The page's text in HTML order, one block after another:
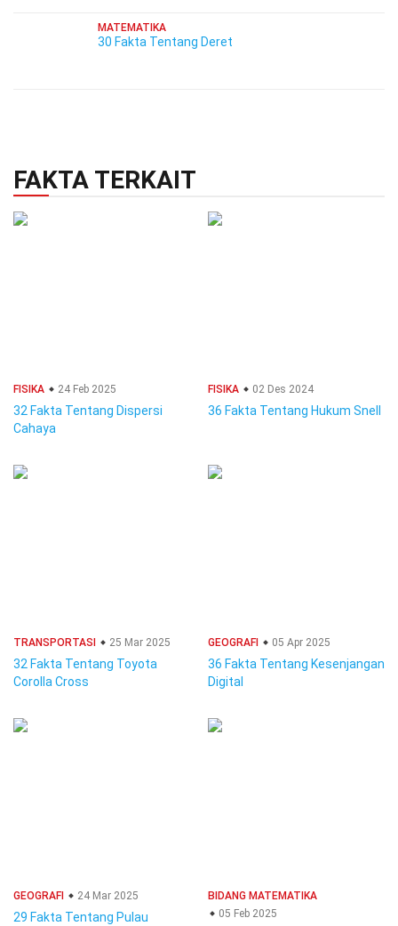
MATEMATIKA
30 Fakta Tentang Deret
FAKTA TERKAIT
FISIKA 24 Feb 2025
32 Fakta Tentang Dispersi
Cahaya
FISIKA 02 Des 2024
36 Fakta Tentang Hukum Snell
TRANSPORTASI 25 Mar 2025
32 Fakta Tentang Toyota
Corolla Cross
GEOGRAFI 05 Apr 2025
36 Fakta Tentang Kesenjangan
Digital
GEOGRAFI 24 Mar 2025
29 Fakta Tentang Pulau
BIDANG MATEMATIKA
05 Feb 2025